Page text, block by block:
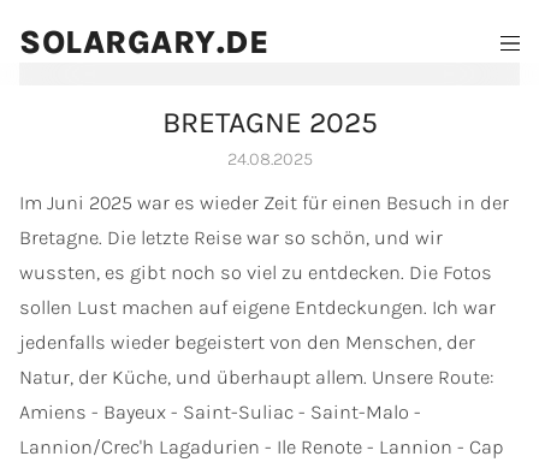
SOLARGARY.DE
BRETAGNE 2025
24.08.2025
Im Juni 2025 war es wieder Zeit für einen Besuch in der
Bretagne. Die letzte Reise war so schön, und wir
wussten, es gibt noch so viel zu entdecken. Die Fotos
sollen Lust machen auf eigene Entdeckungen. Ich war
jedenfalls wieder begeistert von den Menschen, der
Natur, der Küche, und überhaupt allem. Unsere Route:
Amiens - Bayeux - Saint-Suliac - Saint-Malo -
Lannion/Crec'h Lagadurien - Ile Renote - Lannion - Cap